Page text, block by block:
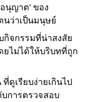
นุญาต' ของ
นว่าเป็นมนุษย์
กิจกรรมที่น่าสงสัย
ยไม่ได้ให้บริบทที่ถูก
ดูเรียบง่ายเกินไป
การตรวจสอบ